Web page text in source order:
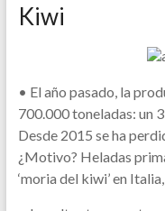
Kiwi
• El año pasado, la
700.000 toneladas: un
Desde 2015 se ha
¿Motivo? Heladas
‘moria del kiwi’ en